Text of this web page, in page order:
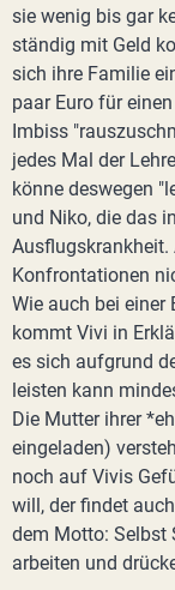
sie wenig bis gar
ständig mit Geld
sich ihre Familie
paar Euro für
Imbiss
jedes Mal der
könne deswegen
und Niko, die das
Ausflugskrankheit.
Konfrontationen
Wie auch bei einer
kommt Vivi in
es sich aufgrund
leisten kann
Die Mutter ihrer
eingeladen)
noch auf Vivis
will, der findet
dem Motto: Selbst
arbeiten und